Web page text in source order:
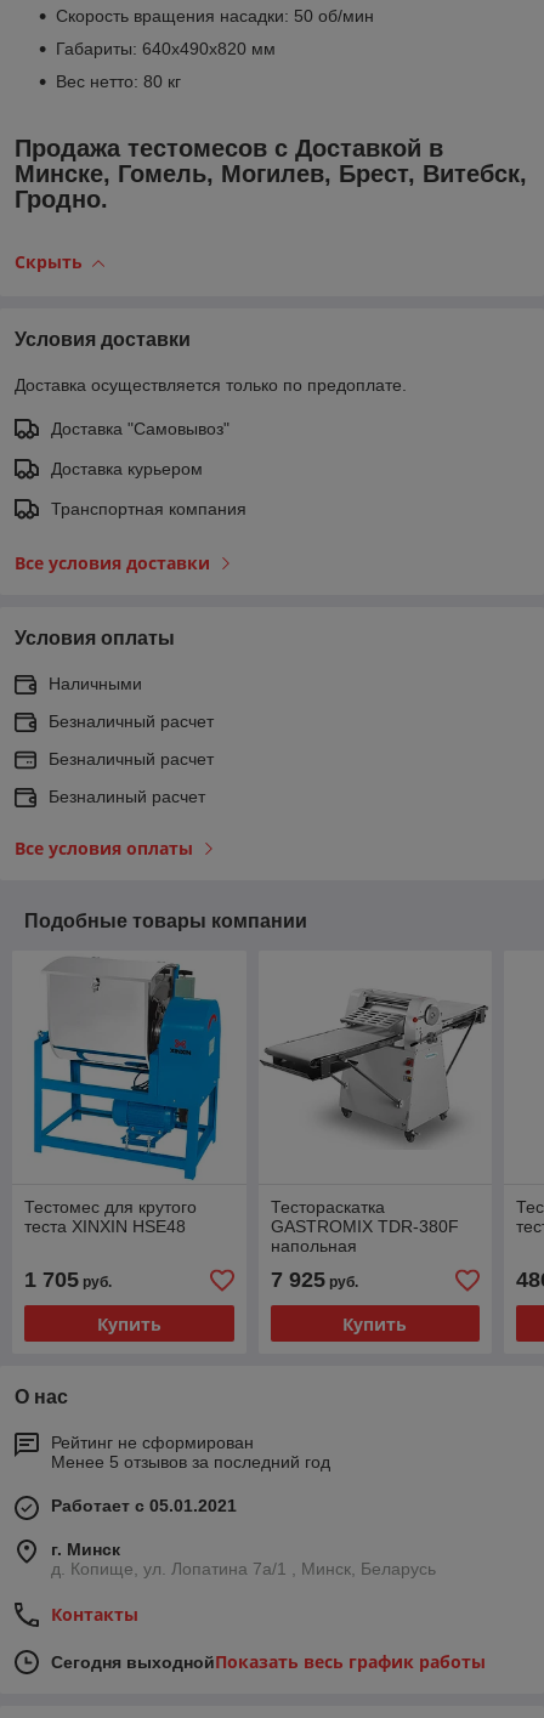
Скорость вращения насадки: 50 об/мин
Габариты: 640x490x820 мм
Вес нетто: 80 кг
Продажа тестомесов с Доставкой в
Минске, Гомель, Могилев, Брест, Витебск,
Гродно.
Скрыть
Условия доставки
Доставка осуществляется только по предоплате.
Доставка "Самовывоз"
Доставка курьером
Транспортная компания
Все условия доставки
Условия оплаты
Наличными
Безналичный расчет
Безналичный расчет
Безналиный расчет
Все условия оплаты
Подобные товары компании
Тестомес для крутого
теста XINXIN HSE48
1 705 руб.
Купить
Тестораскатка
GASTROMIX TDR-380F
напольная
7 925руб.
Купить
О нас
Рейтинг не сформирован
Менее 5 отзывов за последний год
Работает с 05.01.2021
г. Минск
д. Копище, ул. Лопатина 7а/1 , Минск, Беларусь
Контакты
Сегодня выходнойПоказать весь график работы